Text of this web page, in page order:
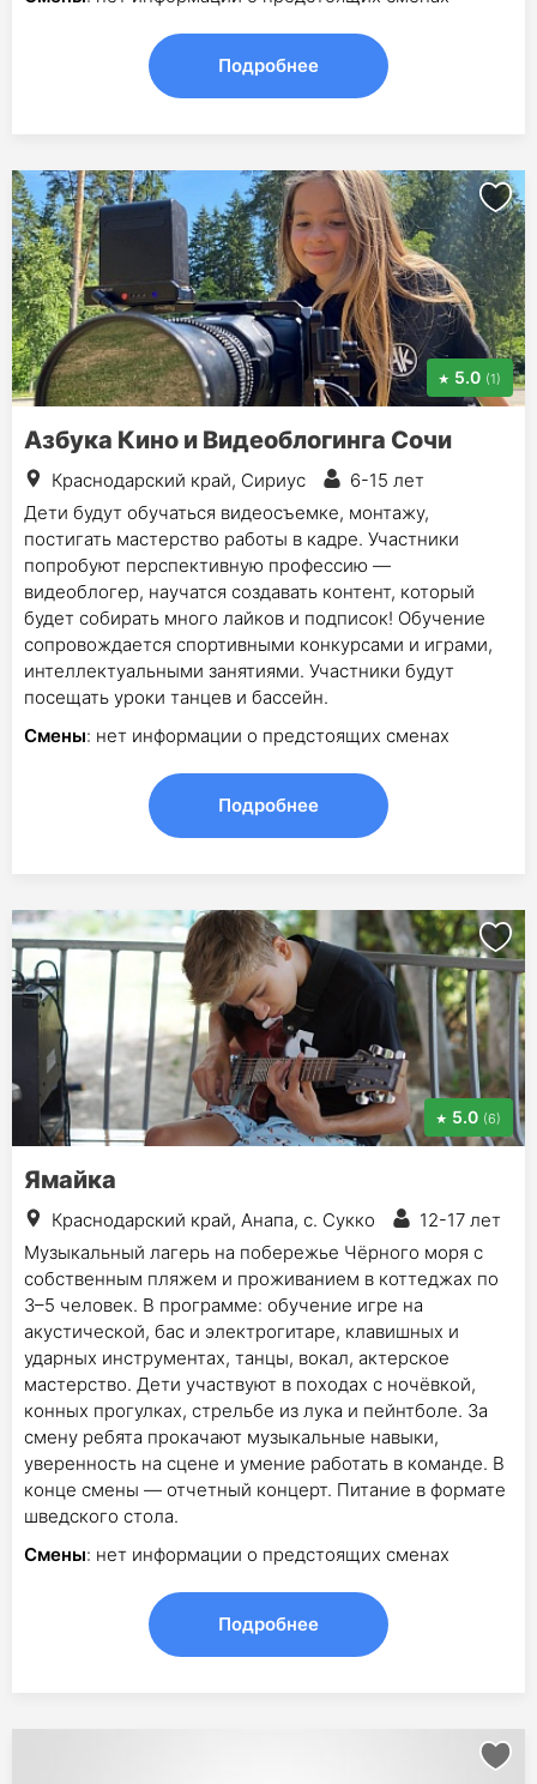
Подробнее
5.0 (1)
Азбука Кино и Видеоблогинга Сочи
Краснодарский край, Сириус
6-15 лет
Дети будут обучаться видеосъемке, монтажу,
постигать мастерство работы в кадре. Участники
попробуют перспективную профессию —
видеоблогер, научатся создавать контент, который
будет собирать много лайков и подписок! Обучение
сопровождается спортивными конкурсами и играми,
интеллектуальными занятиями. Участники будут
посещать уроки танцев и бассейн.
Смены: нет информации о предстоящих сменах
Подробнее
5.0 (6)
Ямайка
Краснодарский край, Анапа, с. Сукко
12-17 лет
Музыкальный лагерь на побережье Чёрного моря с
собственным пляжем и проживанием в коттеджах по
3–5 человек. В программе: обучение игре на
акустической, бас и электрогитаре, клавишных и
ударных инструментах, танцы, вокал, актерское
мастерство. Дети участвуют в походах с ночёвкой,
конных прогулках, стрельбе из лука и пейнтболе. За
смену ребята прокачают музыкальные навыки,
уверенность на сцене и умение работать в команде. В
конце смены — отчетный концерт. Питание в формате
шведского стола.
Смены: нет информации о предстоящих сменах
Подробнее